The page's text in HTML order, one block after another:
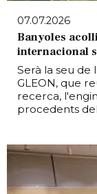
07.07.2026
Banyoles
internacional
Serà la seu de
GLEON, que
recerca,
procedents